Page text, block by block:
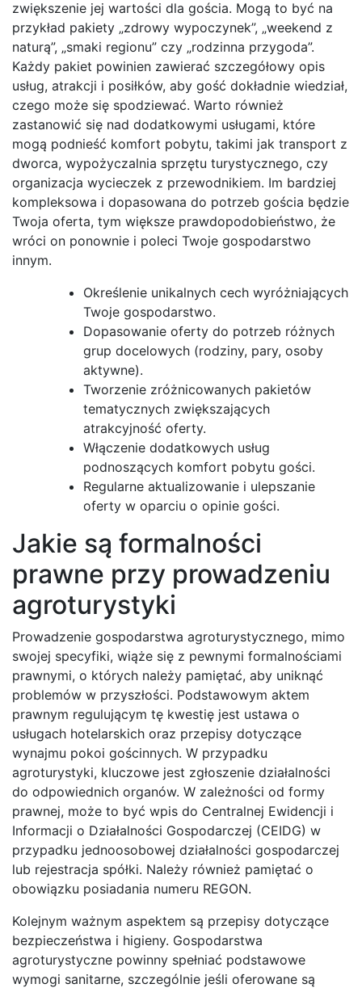
zwiększenie jej wartości dla gościa. Mogą to być na
przykład pakiety „zdrowy wypoczynek”, „weekend z
naturą”, „smaki regionu” czy „rodzinna przygoda”.
Każdy pakiet powinien zawierać szczegółowy opis
usług, atrakcji i posiłków, aby gość dokładnie wiedział,
czego może się spodziewać. Warto również
zastanowić się nad dodatkowymi usługami, które
mogą podnieść komfort pobytu, takimi jak transport z
dworca, wypożyczalnia sprzętu turystycznego, czy
organizacja wycieczek z przewodnikiem. Im bardziej
kompleksowa i dopasowana do potrzeb gościa będzie
Twoja oferta, tym większe prawdopodobieństwo, że
wróci on ponownie i poleci Twoje gospodarstwo
innym.
Określenie unikalnych cech wyróżniających
Twoje gospodarstwo.
Dopasowanie oferty do potrzeb różnych
grup docelowych (rodziny, pary, osoby
aktywne).
Tworzenie zróżnicowanych pakietów
tematycznych zwiększających
atrakcyjność oferty.
Włączenie dodatkowych usług
podnoszących komfort pobytu gości.
Regularne aktualizowanie i ulepszanie
oferty w oparciu o opinie gości.
Jakie są formalności
prawne przy prowadzeniu
agroturystyki
Prowadzenie gospodarstwa agroturystycznego, mimo
swojej specyfiki, wiąże się z pewnymi formalnościami
prawnymi, o których należy pamiętać, aby uniknąć
problemów w przyszłości. Podstawowym aktem
prawnym regulującym tę kwestię jest ustawa o
usługach hotelarskich oraz przepisy dotyczące
wynajmu pokoi gościnnych. W przypadku
agroturystyki, kluczowe jest zgłoszenie działalności
do odpowiednich organów. W zależności od formy
prawnej, może to być wpis do Centralnej Ewidencji i
Informacji o Działalności Gospodarczej (CEIDG) w
przypadku jednoosobowej działalności gospodarczej
lub rejestracja spółki. Należy również pamiętać o
obowiązku posiadania numeru REGON.
Kolejnym ważnym aspektem są przepisy dotyczące
bezpieczeństwa i higieny. Gospodarstwa
agroturystyczne powinny spełniać podstawowe
wymogi sanitarne, szczególnie jeśli oferowane są